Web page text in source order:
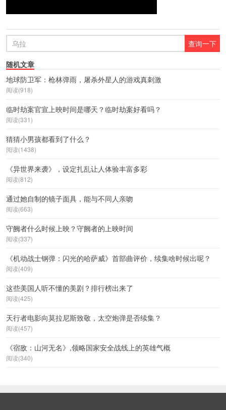
随机文章
地球防卫军：枪林弹雨，屠杀外星人的游戏真刺激
阅读(918)
临时劫案官宣上映时间是哪天？临时劫案好看吗？
阅读(331)
猜猜小男孩都看到了什么？
阅读(1438)
《异世界来袭》，设定扎乱让人体验丰富多彩
阅读(812)
通过她自制的镜子面具，能与不同人亲吻
阅读(663)
守阙者什么时候上映？守阙者的上映时间
阅读(337)
《机动战士钢弹：闪光的哈萨威》首部曲评价，续集啥时候出呢？
阅读(409)
这些美国人听不懂的美剧？排行榜出来了
阅读(425)
天行者电影向莫拉尼斯致敬，太空炮弹是否续集？
阅读(457)
《宿敌：山河无名》,领略国家安全战线上的英雄气概
阅读(340)